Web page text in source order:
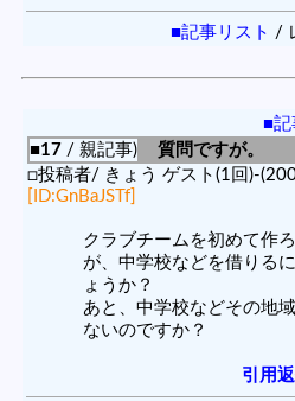
■記事リスト /
■記
■17 / 親記事)
質問ですが。
□投稿者/ きょう ゲスト(1回)-
[ID:GnBaJSTf]
クラブチームを初めて作
が、中学校などを借りる
ょうか？
あと、中学校などその地
ないのですか？
引用